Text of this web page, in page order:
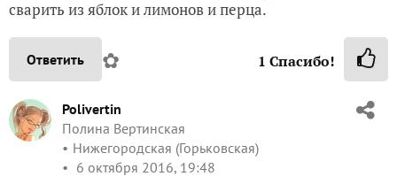
сварить из яблок и лимонов и перца.
Ответить ✿ 1 Спасибо!
Polivertin
Полина Вертинская
Нижегородская (Горьковская)
6 октября 2016, 19:48